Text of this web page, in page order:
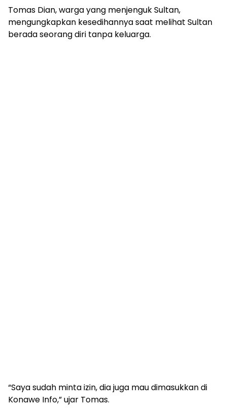
Tomas Dian, warga yang menjenguk Sultan,
mengungkapkan kesedihannya saat melihat Sultan
berada seorang diri tanpa keluarga.
“Saya sudah minta izin, dia juga mau dimasukkan di
Konawe Info,” ujar Tomas.